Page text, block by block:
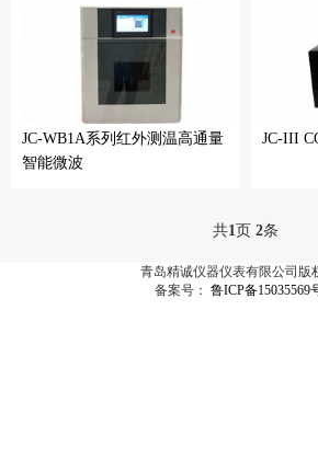
JC-WB1A系列红外测温高通量
智能微波
JC-III
共1页 2条
青岛精诚仪器仪表有限公司版
备案号： 鲁ICP备15035569